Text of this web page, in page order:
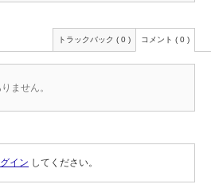
トラックバック ( 0 ) コメント ( 0 )
ません。
イン してください。